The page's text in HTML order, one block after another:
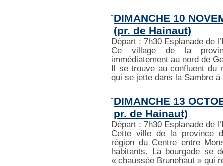
DIMANCHE 10
(pr. de Hainaut)
Départ : 7h30 Esplanade de
Ce village de la
immédiatement au nord de
Il se trouve au confluent du
qui se jette dans la Sambre à
DIMANCHE 13
pr. de Hainaut)
Départ : 7h30 Esplanade de
Cette ville de la province
région du Centre entre
habitants. La bourgade se
« chaussée Brunehaut » qui